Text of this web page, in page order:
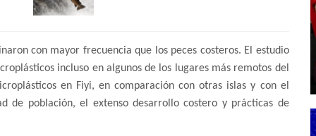
con mayor frecuencia que los peces costeros. El estudio
incluso en algunos de los lugares más remotos del
en Fiyi, en comparación con otras islas y con el
de población, el extenso desarrollo costero y prácticas de